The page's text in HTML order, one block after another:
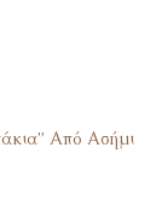
Από Ασήμι